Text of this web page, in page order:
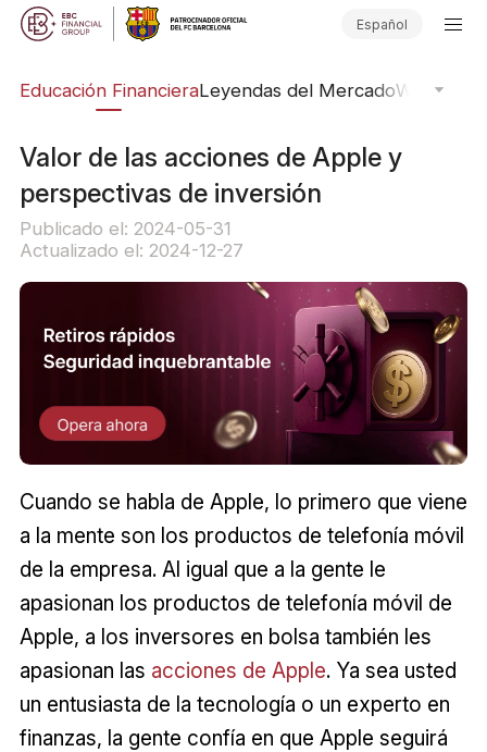
Español
Educación FinancieraLeyendas del MercadoWebinars
Valor de las acciones de Apple y
perspectivas de inversión
Publicado el: 2024-05-31
Actualizado el: 2024-12-27
Cuando se habla de Apple, lo primero que viene
a la mente son los productos de telefonía móvil
de la empresa. Al igual que a la gente le
apasionan los productos de telefonía móvil de
Apple, a los inversores en bolsa también les
apasionan las acciones de Apple. Ya sea usted
un entusiasta de la tecnología o un experto en
finanzas, la gente confía en que Apple seguirá